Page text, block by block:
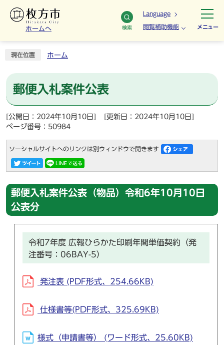
ホームへ 検索
Language
閲覧補助機能 メニュー
現在位置 ホーム
郵便入札案件公表
[公開日：2024年10月10日]
[更新日：2024年10月10日]
ページ番号：50984
ソーシャルサイトへのリンクは別ウィンドウで開きます
郵便入札案件公表（物品）令和6年10月10日
公表分
令和7年度 広報ひらかた印刷年間単価契約（発
注番号：06BAY-5）
発注表 (PDF形式、254.66KB)
仕様書等(PDF形式、325.69KB)
様式（申請書等） (ワード形式、25.60KB)